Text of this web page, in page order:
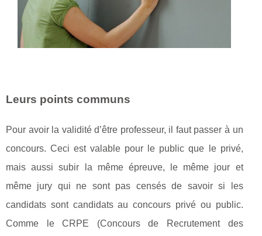
Leurs points communs
Pour avoir la validité d’être professeur, il faut passer à un
concours. Ceci est valable pour le public que le privé,
mais aussi subir la même épreuve, le même jour et
même jury qui ne sont pas censés de savoir si les
candidats sont candidats au concours privé ou public.
Comme le CRPE (Concours de Recrutement des